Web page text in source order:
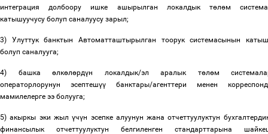
интеграция долбоору ишке ашырылган локалдык төлөм
катышуучусу болуп саналуусу зарыл;
3) Улуттук банктын Автоматташтырылган тоорук системасынын
болуп саналууга;
4) башка өлкөлөрдүн локалдык/эл аралык төлөм
операторлорунун эсептешүү банктары/агенттери менен
мамилелерге ээ болууга;
5) акыркы эки жылүчүн эсепке алуунун жана отчеттуулуктун
финансылык отчеттуулуктун белгиленген стандарттарына